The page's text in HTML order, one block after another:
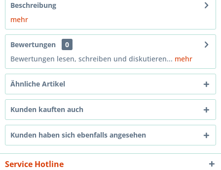
Beschreibung
mehr
Bewertungen
0
Bewertungen lesen, schreiben und diskutieren... mehr
Ähnliche Artikel
Kunden kauften auch
Kunden haben sich ebenfalls angesehen
Service Hotline